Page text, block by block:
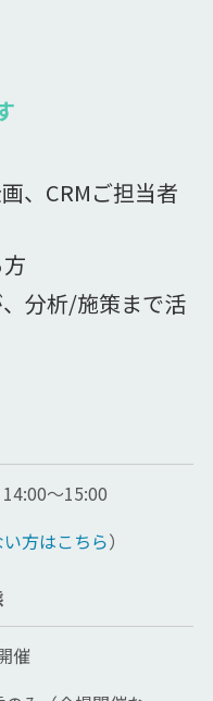
、CRMご担当者
分析/施策まで活
～15:00
方はこちら）
催